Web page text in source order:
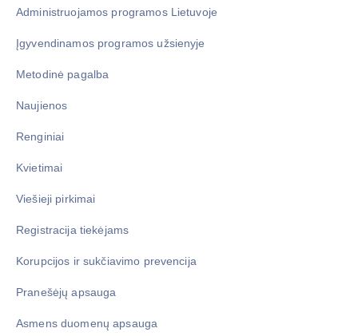
Administruojamos programos Lietuvoje
Įgyvendinamos programos užsienyje
Metodinė pagalba
Naujienos
Renginiai
Kvietimai
Viešieji pirkimai
Registracija tiekėjams
Korupcijos ir sukčiavimo prevencija
Pranešėjų apsauga
Asmens duomenų apsauga